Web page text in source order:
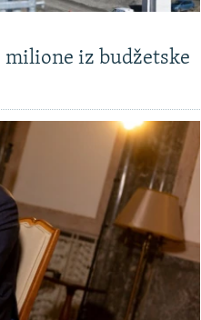
iz budžetske